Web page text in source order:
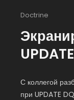
Doctrine
С коллегой
при UPDATE